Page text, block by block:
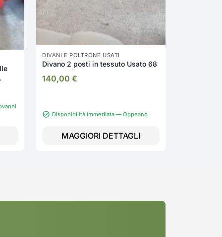
DIVANI E POLTRONE USATI
Divano 2 posti in tessuto Usato 68
140,00 €
Disponibilità immediata — Oppeano
MAGGIORI DETTAGLI